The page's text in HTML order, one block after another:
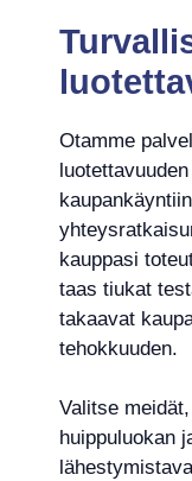
Otamme
kauppasi
taas tiukat
takaavat
tehokkuuden.
Valitse
huippuluokan